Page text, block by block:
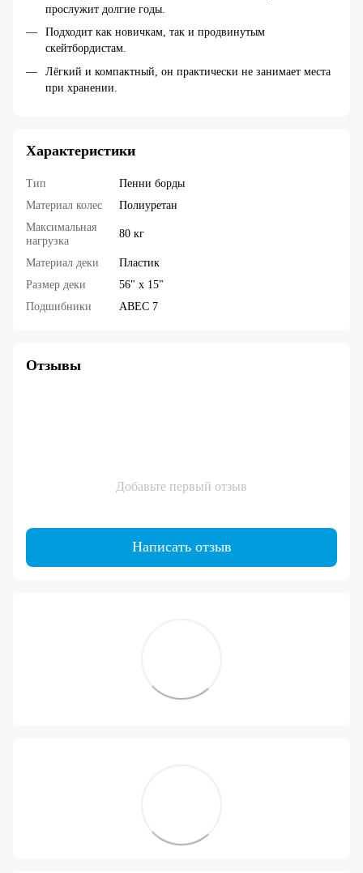
прослужит долгие годы.
Подходит как новичкам, так и продвинутым
скейтбордистам.
Лёгкий и компактный, он практически не занимает места
при хранении.
Характеристики
Тип
Пенни борды
Материал колес
Полиуретан
Максимальная
нагрузка
80 кг
Материал деки
Пластик
Размер деки
56" х 15"
Подшибники
ABEC 7
Отзывы
Добавьте первый отзыв
Написать отзыв